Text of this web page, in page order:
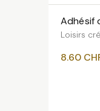
Adhésif
Loisirs
8.60